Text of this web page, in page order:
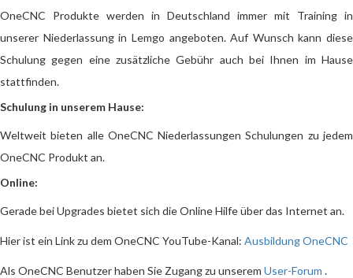
OneCNC Produkte werden in Deutschland immer mit Training in
unserer Niederlassung in Lemgo angeboten. Auf Wunsch kann diese
Schulung gegen eine zusätzliche Gebühr auch bei Ihnen im Hause
stattfinden.
Schulung in unserem Hause:
Weltweit bieten alle OneCNC Niederlassungen Schulungen zu jedem
OneCNC Produkt an.
Online:
Gerade bei Upgrades bietet sich die Online Hilfe über das Internet an.
Hier ist ein Link zu dem OneCNC YouTube-Kanal: Ausbildung OneCNC
Als OneCNC Benutzer haben Sie Zugang zu unserem User-Forum .